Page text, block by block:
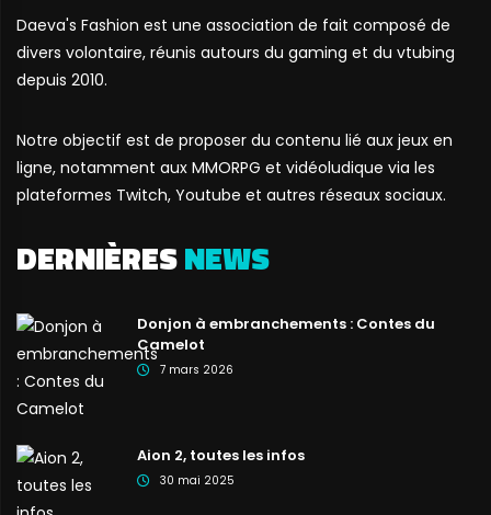
Daeva's Fashion est une association de fait composé de
divers volontaire, réunis autours du gaming et du vtubing
depuis 2010.
Notre objectif est de proposer du contenu lié aux jeux en
ligne, notamment aux MMORPG et vidéoludique via les
plateformes Twitch, Youtube et autres réseaux sociaux.
DERNIÈRESNEWS
Donjon à embranchements : Contes du
Camelot
7 mars 2026
Aion 2, toutes les infos
30 mai 2025